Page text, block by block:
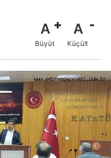
A
Büyüt
A
Küçült